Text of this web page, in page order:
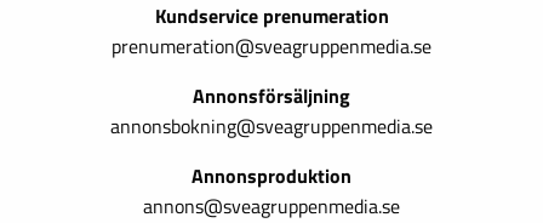
Kundservice prenumeration
prenumeration@sveagruppenmedia.se
Annonsförsäljning
annonsbokning@sveagruppenmedia.se
Annonsproduktion
annons@sveagruppenmedia.se